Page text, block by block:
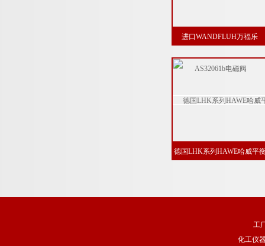
进口WANDFLUH万福乐
德国LHK系列HAWE哈威平
工
化工仪